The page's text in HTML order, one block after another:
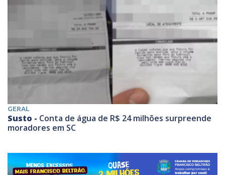
GERAL
Susto - Conta de água de R$ 24 milhões surpreende
moradores em SC